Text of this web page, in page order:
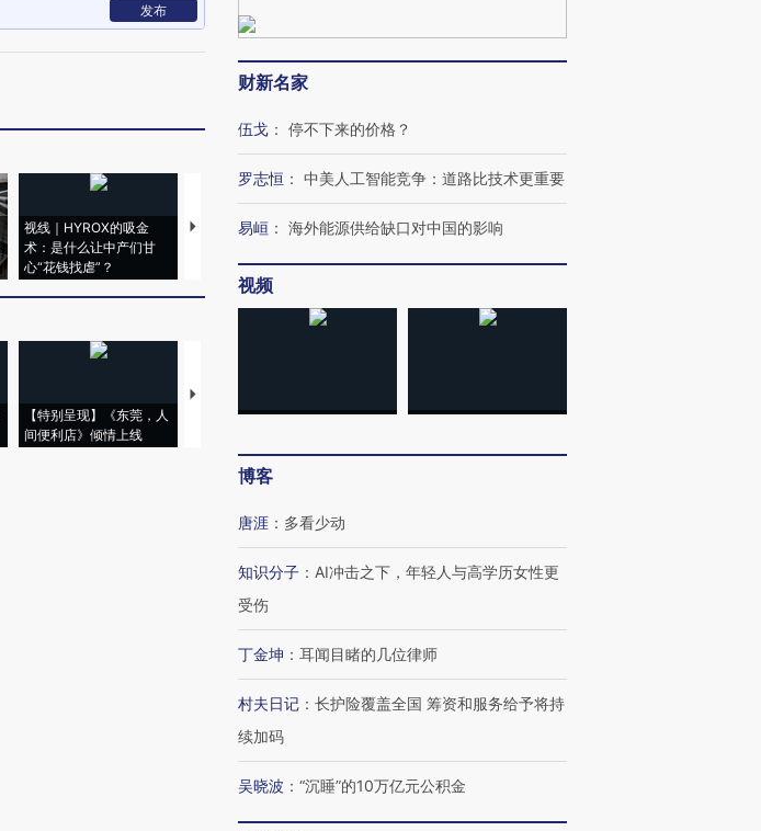
发布
视线｜HYROX的吸金
术：是什么让中产们甘
心“花钱找虐”？
马航飞行员跨国走私7万
视线｜被称为“蟑螂”的印
育部长拱下台
飞地休达
【特别呈现】《东莞，人
间便利店》倾情上线
【推广】走进第四届链博
会，让数智科技“链”接产
【特别呈现】寻找100种
CFO：不靠规模取胜，华
财新名家
伍戈 ： 停不下来的价格？
罗志恒 ： 中美人工智能竞争：道路比技术更重要
易峘 ： 海外能源供给缺口对中国的影响
视频
博客
唐涯 ： 多看少动
知识分子 ： AI冲击之下，年轻人与高学历女性更
受伤
丁金坤 ： 耳闻目睹的几位律师
村夫日记 ： 长护险覆盖全国 筹资和服务给予将持
续加码
吴晓波 ： “沉睡”的10万亿元公积金